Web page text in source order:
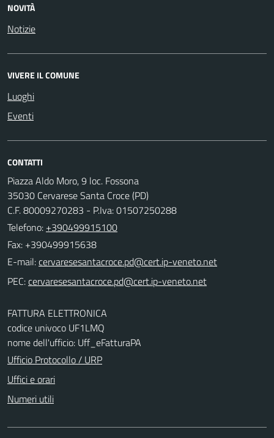
NOVITÀ
Notizie
VIVERE IL COMUNE
Luoghi
Eventi
CONTATTI
Piazza Aldo Moro, 9 loc. Fossona
35030 Cervarese Santa Croce (PD)
C.F. 80009270283 - P.Iva: 01507250288
Telefono: +390499915100
Fax: +390499915638
E-mail:
PEC:
FATTURA ELETTRONICA
codice univoco UF1LMQ
nome dell'ufficio: Uff_eFatturaPA
Ufficio Protocollo / URP
Uffici e orari
Numeri utili